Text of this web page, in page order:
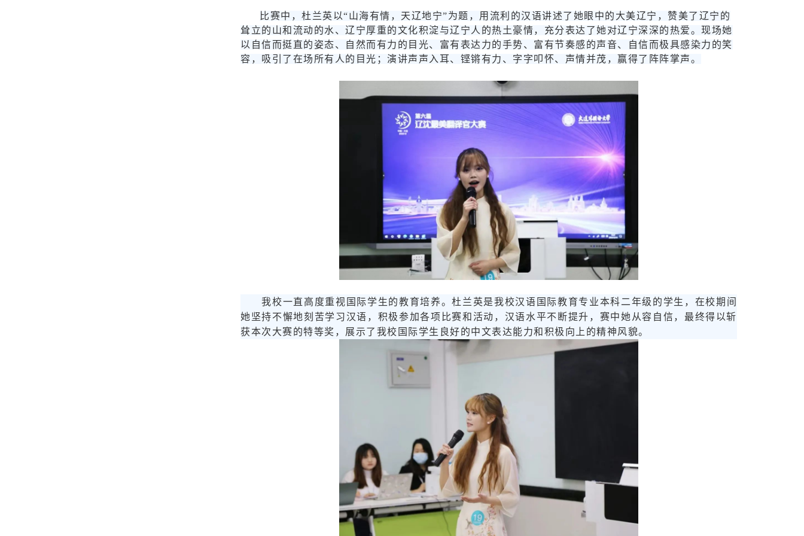
比赛中，杜兰英以“山海有情，天辽地宁”为题，用流利的汉语讲述了她眼中的大美辽宁，赞美了辽宁的
耸立的山和流动的水、辽宁厚重的文化积淀与辽宁人的热土豪情，充分表达了她对辽宁深深的热爱。现场她
以自信而挺直的姿态、自然而有力的目光、富有表达力的手势、富有节奏感的声音、自信而极具感染力的笑
容，吸引了在场所有人的目光；演讲声声入耳、铿锵有力、字字叩怀、声情并茂，赢得了阵阵掌声。
我校一直高度重视国际学生的教育培养。杜兰英是我校汉语国际教育专业本科二年级的学生，在校期间
她坚持不懈地刻苦学习汉语，积极参加各项比赛和活动，汉语水平不断提升，赛中她从容自信，最终得以斩
获本次大赛的特等奖，展示了我校国际学生良好的中文表达能力和积极向上的精神风貌。